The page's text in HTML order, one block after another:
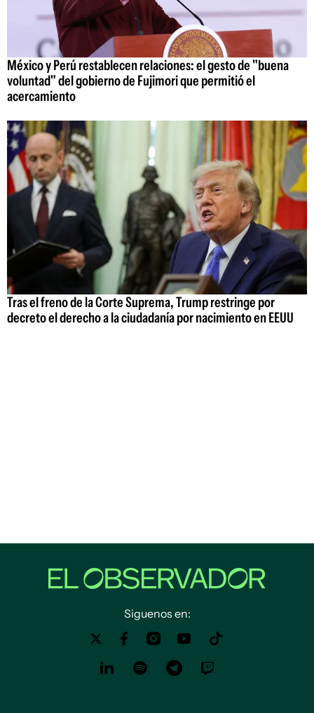
México y Perú restablecen relaciones: el gesto de "buena
voluntad" del gobierno de Fujimori que permitió el
acercamiento
Tras el freno de la Corte Suprema, Trump restringe por
decreto el derecho a la ciudadanía por nacimiento en EEUU
Siguenos en: